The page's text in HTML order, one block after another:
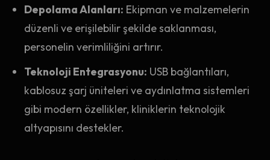
Depolama Alanları: Ekipman ve malzemelerin
düzenli ve erişilebilir şekilde saklanması,
personelin verimliliğini artırır.
Teknoloji Entegrasyonu: USB bağlantıları,
kablosuz şarj üniteleri ve aydınlatma sistemleri
gibi modern özellikler, kliniklerin teknolojik
altyapısını destekler.